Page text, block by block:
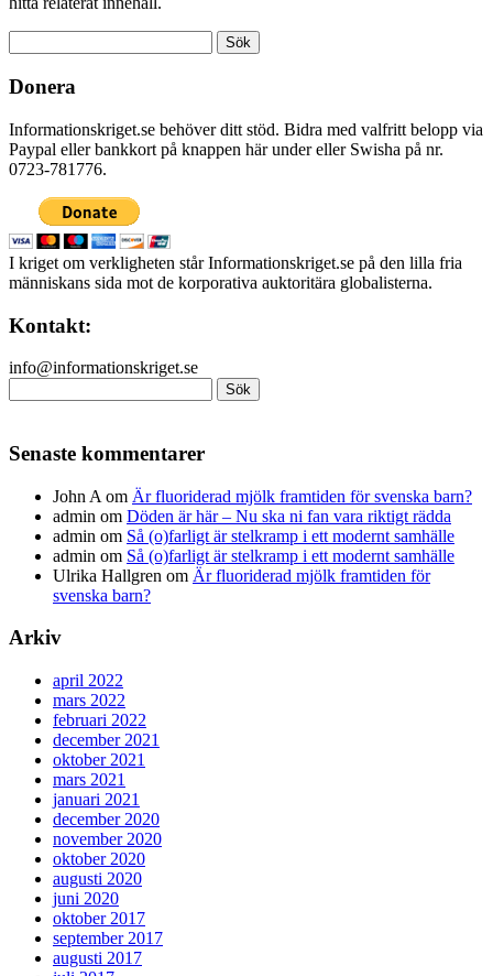
efter:
Donera
Informationskriget.se behöver ditt stöd. Bidra med valfritt belopp via
Paypal eller bankkort på knappen här under eller Swisha på nr.
0723-781776.
I kriget om verkligheten står Informationskriget.se på den lilla fria
människans sida mot de korporativa auktoritära globalisterna.
Kontakt:
info@informationskriget.se
efter:
Senaste kommentarer
John A om Är fluoriderad mjölk framtiden för svenska barn?
admin om Döden är här – Nu ska ni fan vara riktigt rädda
admin om Så (o)farligt är stelkramp i ett modernt samhälle
admin om Så (o)farligt är stelkramp i ett modernt samhälle
Ulrika Hallgren om Är fluoriderad mjölk framtiden för
svenska barn?
Arkiv
april 2022
mars 2022
februari 2022
december 2021
oktober 2021
mars 2021
januari 2021
december 2020
november 2020
oktober 2020
augusti 2020
juni 2020
oktober 2017
september 2017
augusti 2017